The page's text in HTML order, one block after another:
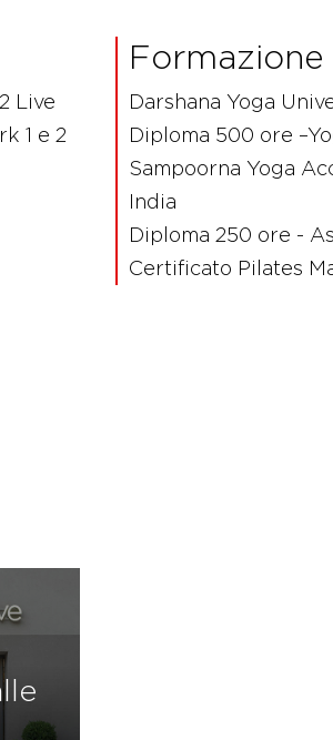
Live
1 e 2
Formazione
Darshana Yoga
Diploma 500 ore
Sampoorna Yoga
India
Diploma 250 ore -
Certificato Pilates